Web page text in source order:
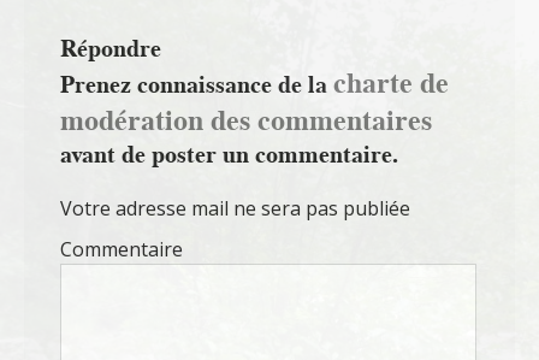
Répondre
Prenez connaissance de lacharte de
modération des commentaires
avant de poster un commentaire.
Votre adresse mail ne sera pas publiée
Commentaire